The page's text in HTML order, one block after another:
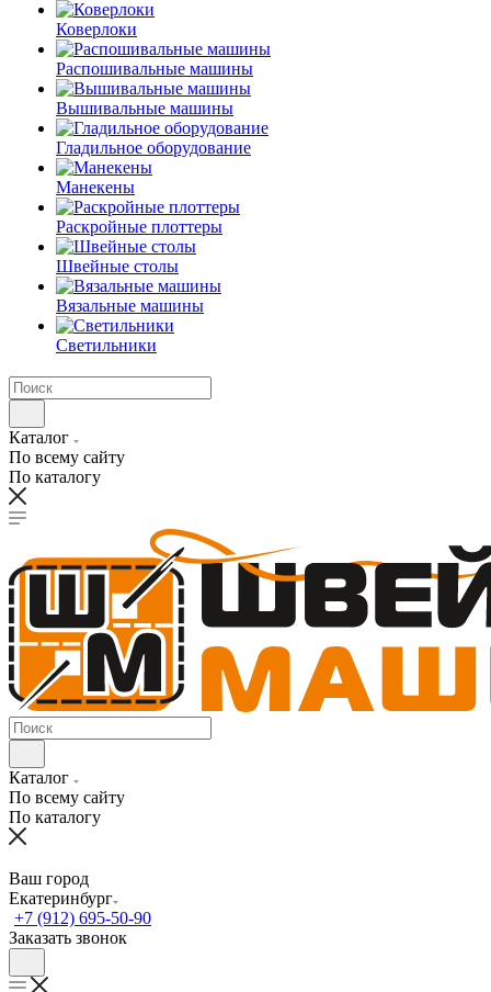
Коверлоки
Распошивальные машины
Вышивальные машины
Гладильное оборудование
Манекены
Раскройные плоттеры
Швейные столы
Вязальные машины
Светильники
Каталог
По всему сайту
По каталогу
Каталог
По всему сайту
По каталогу
Ваш город
Екатеринбург
+7 (912) 695-50-90
Заказать звонок